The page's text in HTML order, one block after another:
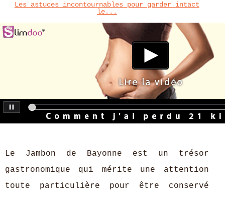
Les astuces incontournables pour garder intact
le...
Le Jambon de Bayonne est un trésor
gastronomique qui mérite une attention
toute particulière pour être conservé